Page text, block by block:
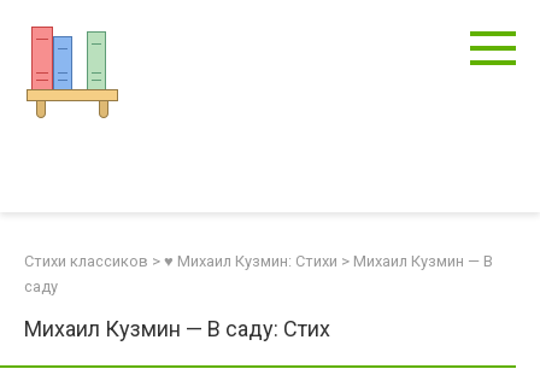
контенту
Стихи классиков > ♥ Михаил Кузмин: Стихи > Михаил Кузмин — В
саду
Михаил Кузмин — В саду: Стих